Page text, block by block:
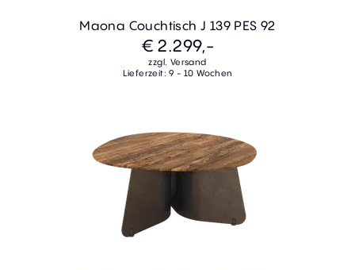
Maona Couchtisch J 139 PES 92
€ 2.299,-
zzgl. Versand
Lieferzeit: 9 - 10 Wochen